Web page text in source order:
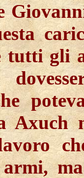
tutti gli
Axuch